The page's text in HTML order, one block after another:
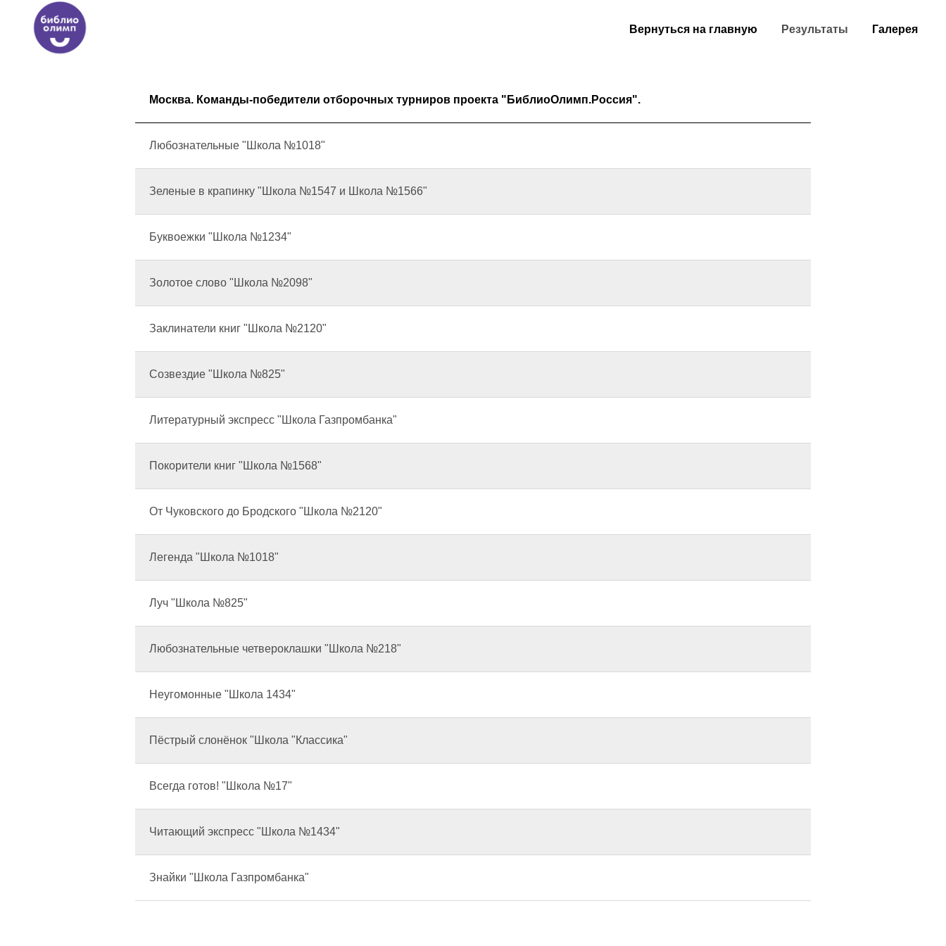
Вернуться на главную Результаты Галерея
Москва. Команды-победители отборочных турниров проекта "БиблиоОлимп.Россия".
Любознательные "Школа №1018"
Зеленые в крапинку "Школа №1547 и Школа №1566"
Буквоежки "Школа №1234"
Золотое слово "Школа №2098"
Заклинатели книг "Школа №2120"
Созвездие "Школа №825"
Литературный экспресс "Школа Газпромбанка"
Покорители книг "Школа №1568"
От Чуковского до Бродского "Школа №2120"
Легенда "Школа №1018"
Луч "Школа №825"
Любознательные четвероклашки "Школа №218"
Неугомонные "Школа 1434"
Пёстрый слонёнок "Школа "Классика"
Всегда готов! "Школа №17"
Читающий экспресс "Школа №1434"
Знайки "Школа Газпромбанка"